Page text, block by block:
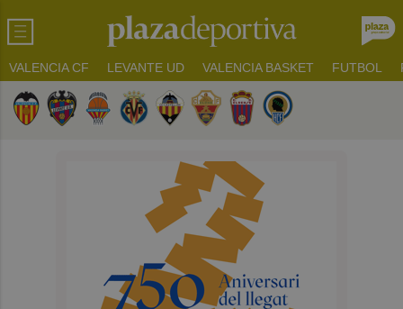
VALENCIA CF LEVANTE UD VALENCIA BASKET FUTBOL